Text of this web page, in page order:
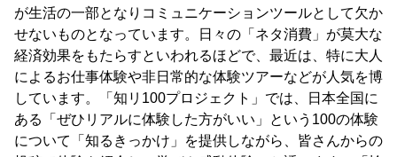
が生活の一部となりコミュニケーションツールとして欠か
せないものとなっています。日々の「ネタ消費」が莫大な
経済効果をもたらすといわれるほどで、最近は、特に大人
によるお仕事体験や非日常的な体験ツアーなどが人気を博
しています。「知リ100プロジェクト」では、日本全国に
ある「ぜひリアルに体験した方がいい」という100の体験
について「知るきっかけ」を提供しながら、皆さんからの